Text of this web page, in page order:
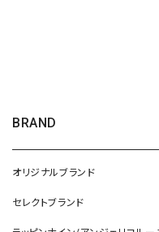
BRAND
オリジナルブランド
セレクトブランド